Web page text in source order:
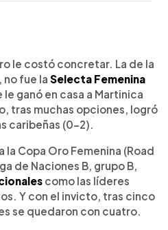
le costó concretar. La de la
fue la Selecta Femenina
ganó en casa a Martinica
tras muchas opciones, logró
caribeñas (0-2).
la Copa Oro Femenina (Road
de Naciones B, grupo B,
como las líderes
Y con el invicto, tras cinco
se quedaron con cuatro.